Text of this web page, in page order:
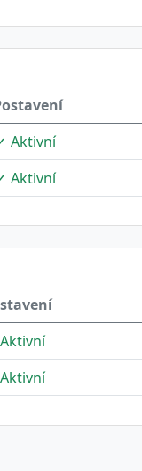
Aktivní
Aktivní
Aktivní
Aktivní